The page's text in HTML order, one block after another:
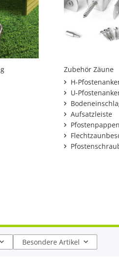
Zubehör Zäune
H-
U-
Aufsatzleiste
Besondere Artikel